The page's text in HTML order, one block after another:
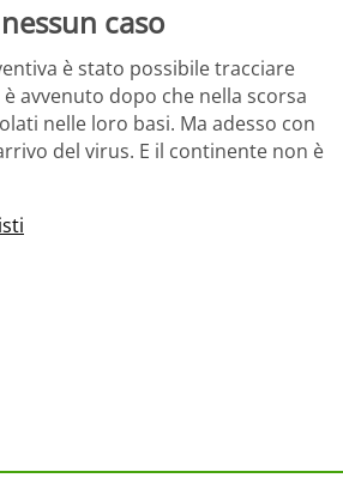
caso
è stato possibile tracciare
avvenuto dopo che nella scorsa
nelle loro basi. Ma adesso con
del virus. E il continente non è